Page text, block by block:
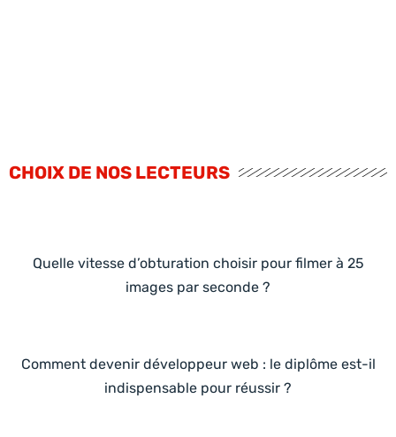
CHOIX DE NOS LECTEURS
Quelle vitesse d’obturation choisir pour filmer à 25
images par seconde ?
Comment devenir développeur web : le diplôme est-il
indispensable pour réussir ?